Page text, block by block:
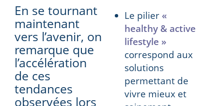
En se tournant
maintenant
vers l’avenir, on
remarque que
l’accélération
de ces
tendances
observées lors
Le pilier «
healthy & active
lifestyle »
correspond aux
solutions
permettant de
vivre mieux et